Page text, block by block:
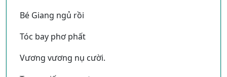
Bé Giang ngủ rồi
Tóc bay phơ phất
Vương vương nụ cười.